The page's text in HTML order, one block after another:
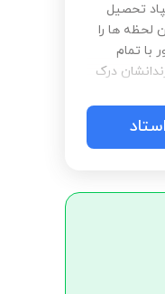
تحصیل
لحظه ها را
با تمام
درک